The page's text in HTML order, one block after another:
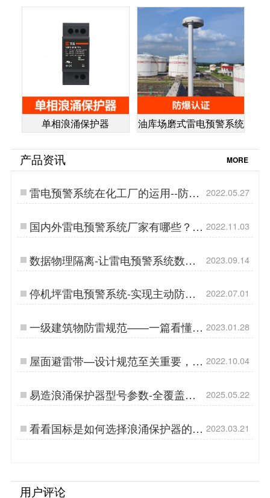
单相浪涌保护器 油库场磨式雷电预警系统
产品资讯 MORE
雷电预警系统在化工厂的运用--防微
杜渐,有备无患【杭州易造】…
2022.05.27
国内外雷电预警系统厂家有哪些？教
您选择雷电预警的3个方法【易造防
雷】…
2022.11.03
数据物理隔离-让雷电预警系统数据
更安全！-易造防雷…
2023.09.14
停机坪雷电预警系统-实现主动防雷
【杭州易造】…
2022.07.01
一级建筑物防雷规范——一篇看懂
【易造防雷】…
2023.01.28
屋面避雷带—设计规范至关重要，还
不看看【杭州易造】…
2022.10.04
易造浪涌保护器型号参数-全覆盖守
护轨道交通生命线…
2025.05.22
看看国标是如何选择浪涌保护器的
——六项分析【易造防雷】…
2023.03.21
用户评论